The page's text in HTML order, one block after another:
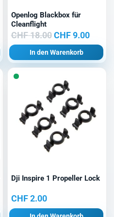
Openlog Blackbox für
Cleanflight
CHF18.00 Ursprünglicher
Preis
war:
CHF9.00
Preis
ist:
CHF
In den Warenkorb
Dji Inspire 1 Propeller Lock
CHF2.00